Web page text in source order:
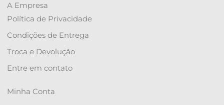
A Empresa
Política de Privacidade
Condições de Entrega
Troca e Devolução
Entre em contato
Minha Conta